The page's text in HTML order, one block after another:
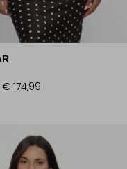
€ 174,99